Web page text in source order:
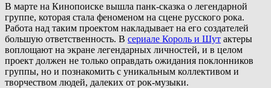
В марте на Кинопоиске вышла панк-сказка о легендарной
группе, которая стала феноменом на сцене русского рока.
Работа над таким проектом накладывает на его создателей
большую ответственность. В сериале Король и Шут актеры
воплощают на экране легендарных личностей, и в целом
проект должен не только оправдать ожидания поклонников
группы, но и познакомить с уникальным коллективом и
творчеством людей, далеких от рок-музыки.